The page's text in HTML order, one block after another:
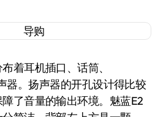
耳机插口、话筒、
器。扬声器的开孔设计得比较
了音量的输出环境。魅蓝E2